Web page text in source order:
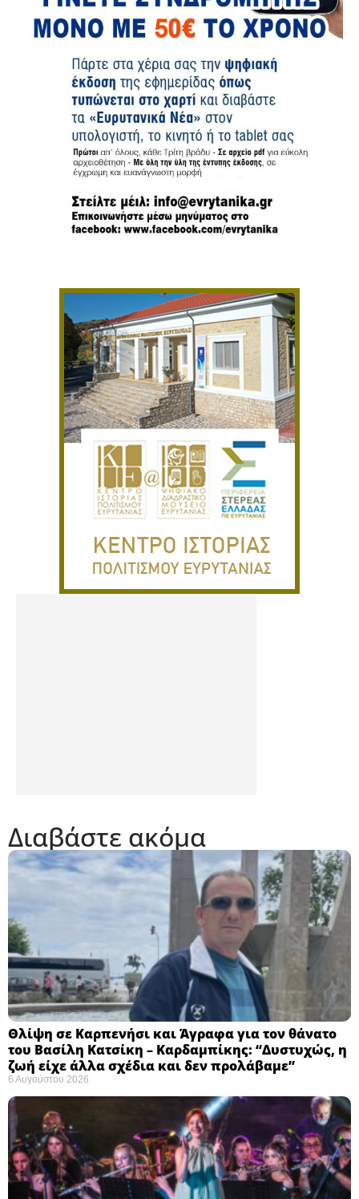
Διαβάστε ακόμα
Θλίψη σε Καρπενήσι και Άγραφα για τον θάνατο
του Βασίλη Κατσίκη – Καρδαμπίκης: “Δυστυχώς, η
ζωή είχε άλλα σχέδια και δεν προλάβαμε”
6 Αυγούστου 2026